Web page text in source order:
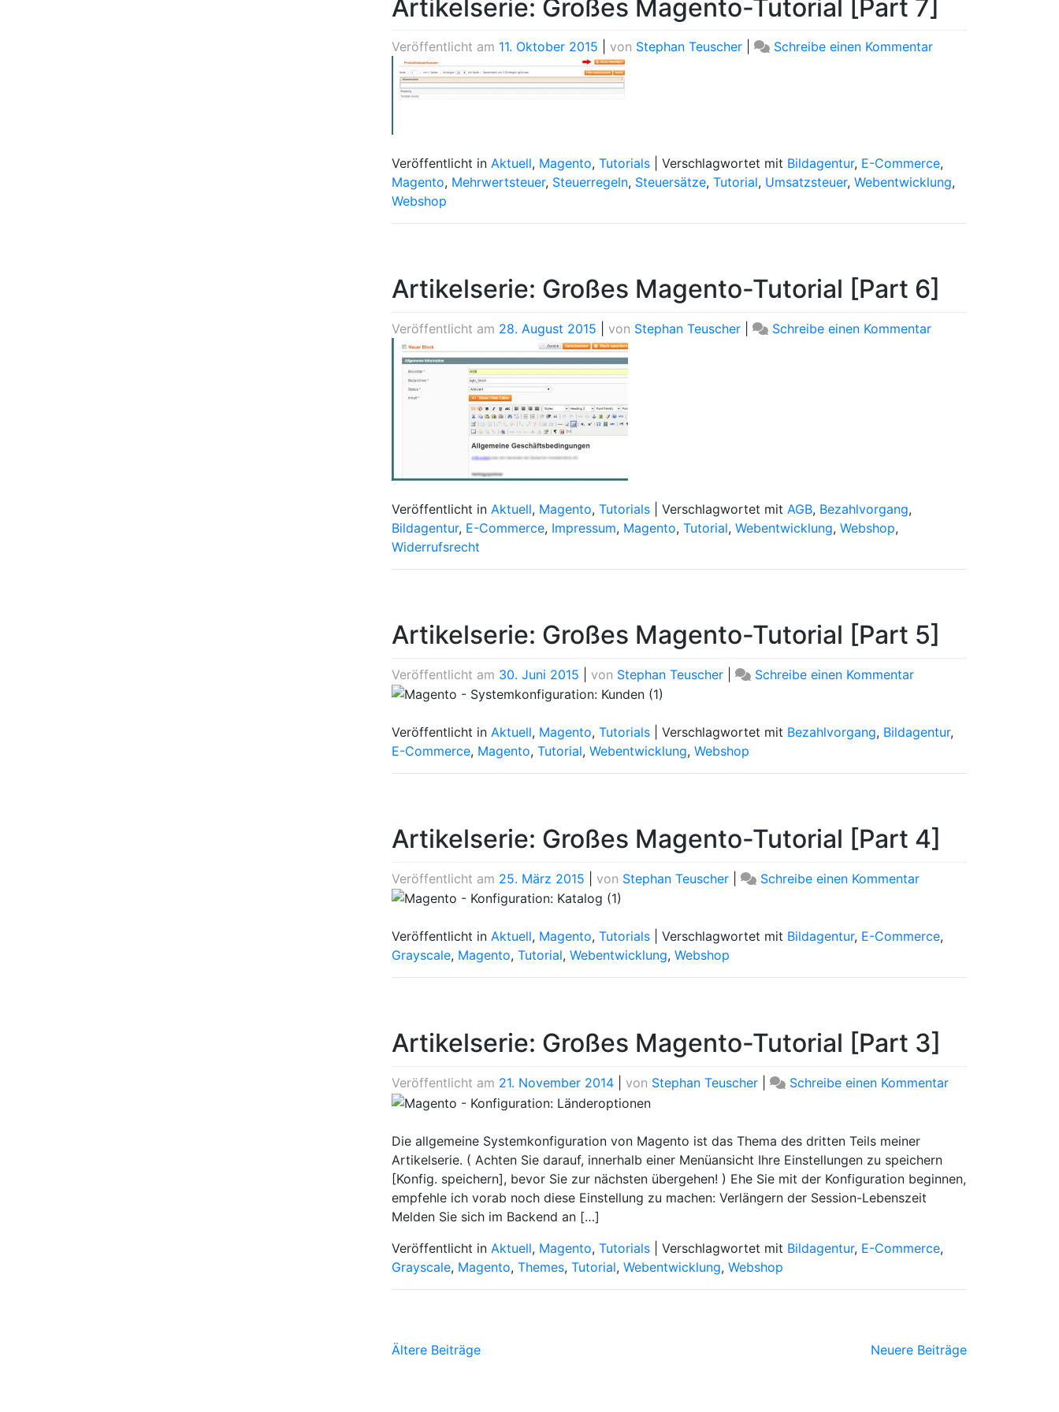
Artikelserie: Großes Magento-Tutorial [Part 7]
Veröffentlicht am 11. Oktober 2015 von Stephan Teuscher Schreibe einen Kommentarzu
7]
Veröffentlicht in Aktuell, Magento, Tutorials Verschlagwortet mit Bildagentur, E-Commerce,
Magento, Mehrwertsteuer, Steuerregeln, Steuersätze, Tutorial, Umsatzsteuer, Webentwicklung,
Webshop
Artikelserie: Großes Magento-Tutorial [Part 6]
Veröffentlicht am 28. August 2015 von Stephan Teuscher Schreibe einen Kommentarzu
Veröffentlicht in Aktuell, Magento, Tutorials Verschlagwortet mit AGB, Bezahlvorgang,
Bildagentur, E-Commerce, Impressum, Magento, Tutorial, Webentwicklung, Webshop,
Widerrufsrecht
Artikelserie: Großes Magento-Tutorial [Part 5]
Veröffentlicht am 30. Juni 2015 von Stephan Teuscher Schreibe einen Kommentarzu
Magento-
Veröffentlicht in Aktuell, Magento, Tutorials Verschlagwortet mit Bezahlvorgang, Bildagentur,
E-Commerce, Magento, Tutorial, Webentwicklung, Webshop
Artikelserie: Großes Magento-Tutorial [Part 4]
Veröffentlicht am 25. März 2015 von Stephan Teuscher Schreibe einen Kommentarzu
Magento-
Veröffentlicht in Aktuell, Magento, Tutorials Verschlagwortet mit Bildagentur, E-Commerce,
Grayscale, Magento, Tutorial, Webentwicklung, Webshop
Artikelserie: Großes Magento-Tutorial [Part 3]
Veröffentlicht am 21. November 2014 von Stephan Teuscher Schreibe einen Kommentarzu
[Part
Die allgemeine Systemkonfiguration von Magento ist das Thema des dritten Teils meiner
Artikelserie. ( Achten Sie darauf, innerhalb einer Menüansicht Ihre Einstellungen zu speichern
[Konfig. speichern], bevor Sie zur nächsten übergehen! ) Ehe Sie mit der Konfiguration beginnen,
empfehle ich vorab noch diese Einstellung zu machen: Verlängern der Session-Lebenszeit
Melden Sie sich im Backend an […]
Veröffentlicht in Aktuell, Magento, Tutorials Verschlagwortet mit Bildagentur, E-Commerce,
Grayscale, Magento, Themes, Tutorial, Webentwicklung, Webshop
Beitragsnavigation
Ältere Beiträge Neuere Beiträge